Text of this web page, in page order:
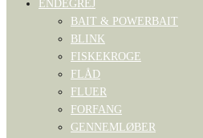
ENDEGREJ
BAIT & POWERBAIT
BLINK
FISKEKROGE
FLÅD
FLUER
FORFANG
GENNEMLØBER